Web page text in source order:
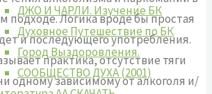
ДЖО И ЧАРЛИ. Изучение БК
Духовное Путешествие по БК
Город Выздоровления.
СООБЩЕСТВО ДУХА (2001)
подходе. Логика вроде бы простая
и последующего употребления.
практика, отсутствие тяги
одному зависимому от алкоголя и/